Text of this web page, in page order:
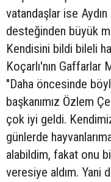
vatandaşlar ise
desteğinden büyük
Kendisini bildi bileli
Koçarlı'nın
"Daha öncesinde
başkanımız Özlem
çok iyi geldi.
günlerde
alabildim, fakat onu
veresiye aldım. Yani